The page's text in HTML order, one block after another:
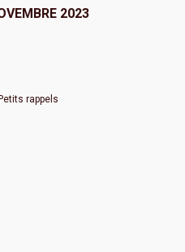
2023
rappels